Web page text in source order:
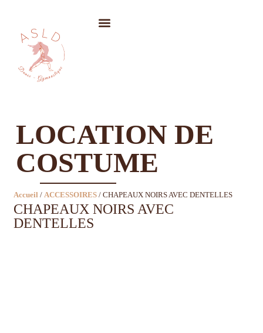
LOCATION DE
COSTUME
Accueil / ACCESSOIRES / CHAPEAUX NOIRS AVEC DENTELLES
CHAPEAUX NOIRS AVEC
DENTELLES